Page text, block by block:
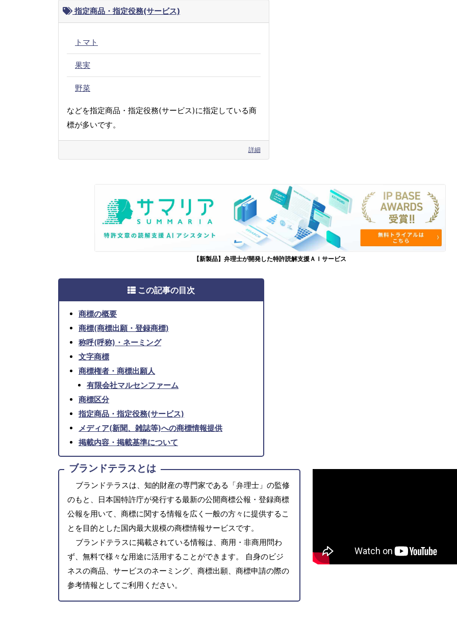
指定商品・指定役務(サービス)
トマト
果実
野菜
などを指定商品・指定役務(サービス)に指定している商
標が多いです。
詳細
【新製品】弁理士が開発した特許読解支援ＡＩサービス
この記事の目次
商標の概要
商標(商標出願・登録商標)
称呼(呼称)・ネーミング
文字商標
商標権者・商標出願人
有限会社マルセンファーム
商標区分
指定商品・指定役務(サービス)
メディア(新聞、雑誌等)への商標情報提供
掲載内容・掲載基準について
ブランドテラスとは
ブランドテラスは、知的財産の専門家である「弁理士」の監修
のもと、日本国特許庁が発行する最新の公開商標公報・登録商標
公報を用いて、商標に関する情報を広く一般の方々に提供するこ
とを目的とした国内最大規模の商標情報サービスです。
ブランドテラスに掲載されている情報は、商用・非商用問わ
ず、無料で様々な用途に活用することができます。 自身のビジ
ネスの商品、サービスのネーミング、商標出願、商標申請の際の
参考情報としてご利用ください。